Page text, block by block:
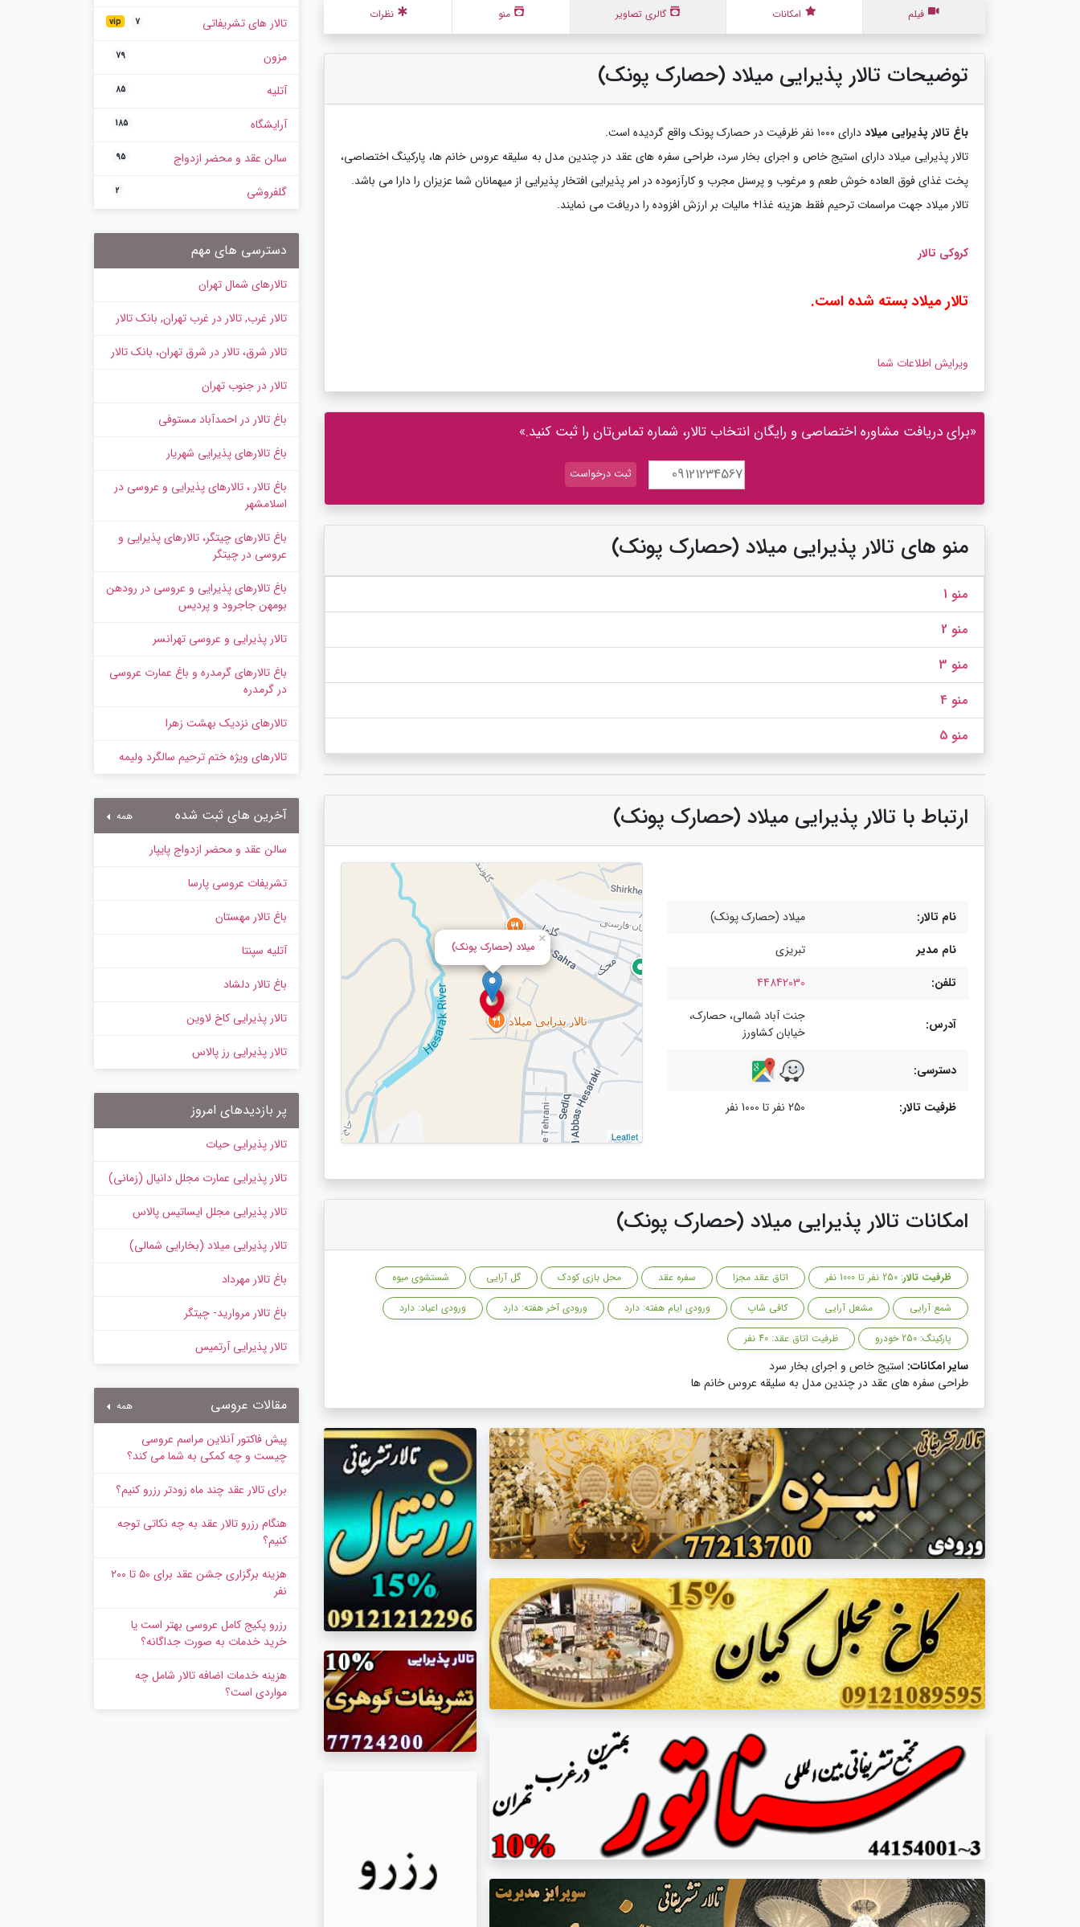
فیلم امکانات گالری تصاویر منو نظرات
توضیحات تالار پذیرایی میلاد (حصارک پونک)
باغ تالار پذیرایی میلاددارای ۱۰۰۰ نفر ظرفیت در حصارک پونک واقع گردیده است.
تالار پذیرایی میلاد دارای استیج خاص و اجرای بخار سرد، طراحی سفره های عقد در چندین مدل به سلیقه عروس خانم ها، پارکینگ اختصاصی،
پخت غذای فوق العاده خوش طعم و مرغوب و پرسنل مجرب و کارآزموده در امر پذیرایی افتخار پذیرایی از میهمانان شما عزیزان را دارا می باشد.
تالار میلاد جهت مراسمات ترحیم فقط هزینه غذا+ مالیات بر ارزش افزوده را دریافت می نمایند.
کروکی تالار
تالار میلاد بسته شده است.
ویرایش اطلاعات شما
«برای دریافت مشاوره اختصاصی و رایگان انتخاب تالار، شماره تماس‌تان را ثبت کنید.»
منو های تالار پذیرایی میلاد (حصارک پونک)
منو 1
منو 2
منو 3
منو 4
منو 5
ارتباط با تالار پذیرایی میلاد (حصارک پونک)
نام تالار:
میلاد (حصارک پونک)
نام مدیر
تبریزی
تلفن:
44842030
آدرس:
جنت آباد شمالی، حصارک،
خیابان کشاورز
دسترسی:
ظرفیت تالار: 250 نفر تا 1000 نفر
میلاد (حصارک پونک)
×
Leaflet
امکانات تالار پذیرایی میلاد (حصارک پونک)
ظرفیت تالار: 250 نفر تا 1000 نفر اتاق عقد مجزا سفره عقد محل بازی کودک گل آرایی
شستشوی میوه
شمع آرایی
مشعل آرایی کافی شاپ ورودی ایام هفته: دارد ورودی آخر هفته: دارد
ورودی اعیاد: دارد
پارکینگ: 250 خودرو
ظرفیت اتاق عقد: 40 نفر
سایر امکانات: استیج خاص و اجرای بخار سرد
طراحی سفره های عقد در چندین مدل به سلیقه عروس خانم ها
تالار های تشریفاتی vip 7
مزون 79
آتلیه 85
آرایشگاه 185
سالن عقد و محضر ازدواج 95
گلفروشی 2
دسترسی های مهم
تالارهای شمال تهران
تالار غرب, تالار در غرب تهران, بانک تالار
تالار شرق، تالار در شرق تهران، بانک تالار
تالار در جنوب تهران
باغ تالار در احمدآباد مستوفی
باغ تالارهای پذیرایی شهریار
باغ تالار ، تالارهای پذیرایی و عروسی در
اسلامشهر
باغ تالارهای چیتگر، تالارهای پذیرایی و
عروسی در چیتگر
باغ تالارهای پذیرایی و عروسی در رودهن
بومهن جاجرود و پردیس
تالار پذیرایی و عروسی تهرانسر
باغ تالارهای گرمدره و باغ عمارت عروسی
در گرمدره
تالارهای نزدیک بهشت زهرا
تالارهای ویژه ختم ترحیم سالگرد ولیمه
آخرین های ثبت شده همه
سالن عقد و محضر ازدواج پایپار
تشریفات عروسی پارسا
باغ تالار مهستان
آتلیه سپنتا
باغ تالار دلشاد
تالار پذیرایی کاخ لاوین
تالار پذیرایی رز پالاس
پر بازدیدهای امروز
تالار پذیرایی حیات
تالار پذیرایی عمارت مجلل دانیال (زمانی)
تالار پذیرایی مجلل ایساتیس پالاس
تالار پذیرایی میلاد (بخارایی شمالی)
باغ تالار مهرداد
باغ تالار مروارید- چیتگر
تالار پذیرایی آرتمیس
مقالات عروسی همه
پیش‌ فاکتور آنلاین مراسم عروسی
چیست و چه کمکی به شما می کند؟
برای تالار عقد چند ماه زودتر رزرو کنیم؟
هنگام رزرو تالار عقد به چه نکاتی توجه
کنیم؟
هزینه برگزاری جشن عقد برای ۵۰ تا ۲۰۰
نفر
رزرو پکیج کامل عروسی بهتر است یا
خرید خدمات به‌ صورت جداگانه؟
هزینه خدمات اضافه تالار شامل چه
مواردی است؟